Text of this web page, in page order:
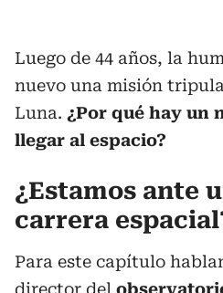
Luego de 44 años, la
nuevo una misión
Luna. ¿Por qué hay un
llegar al espacio?
¿Estamos ante
carrera
Para este capítulo
director del